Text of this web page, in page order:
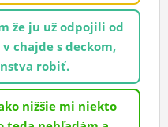
že ju už odpojili od
chajde s deckom,
robiť.
nižšie mi niekto